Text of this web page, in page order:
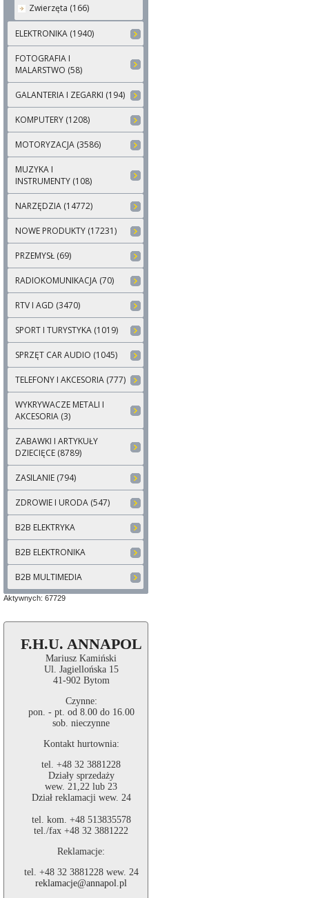
Zwierzęta (166)
ELEKTRONIKA (1940)
FOTOGRAFIA I
MALARSTWO (58)
GALANTERIA I ZEGARKI (194)
KOMPUTERY (1208)
MOTORYZACJA (3586)
MUZYKA I
INSTRUMENTY (108)
NARZĘDZIA (14772)
NOWE PRODUKTY (17231)
PRZEMYSŁ (69)
RADIOKOMUNIKACJA (70)
RTV I AGD (3470)
SPORT I TURYSTYKA (1019)
SPRZĘT CAR AUDIO (1045)
TELEFONY I AKCESORIA (777)
WYKRYWACZE METALI I
AKCESORIA (3)
ZABAWKI I ARTYKUŁY
DZIECIĘCE (8789)
ZASILANIE (794)
ZDROWIE I URODA (547)
B2B ELEKTRYKA
B2B ELEKTRONIKA
B2B MULTIMEDIA
Aktywnych: 67729
F.H.U. ANNAPOL
Mariusz Kamiński
Ul. Jagiellońska 15
41-902 Bytom
Czynne:
pon. - pt. od 8.00 do 16.00
sob. nieczynne
Kontakt hurtownia:
tel. +48 32 3881228
Działy sprzedaży
wew. 21,22 lub 23
Dział reklamacji wew. 24
tel. kom. +48 513835578
tel./fax +48 32 3881222
Reklamacje:
tel. +48 32 3881228 wew. 24
reklamacje@annapol.pl